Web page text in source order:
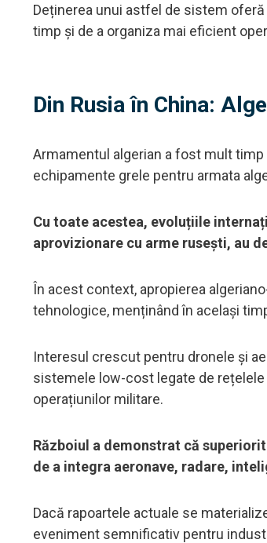
Deținerea unui astfel de sistem
timp și de a organiza mai eficient
Din Rusia în China:
Armamentul algerian a fost mult
echipamente grele pentru armata
Cu toate acestea, evoluțiile
aprovizionare cu arme rusești, au
În acest context, apropierea
tehnologice, menținând în același
Interesul crescut pentru dronele și
sistemele low-cost legate de
operațiunilor militare.
Războiul a demonstrat că
de a integra aeronave, radare,
Dacă rapoartele actuale se
eveniment semnificativ pentru